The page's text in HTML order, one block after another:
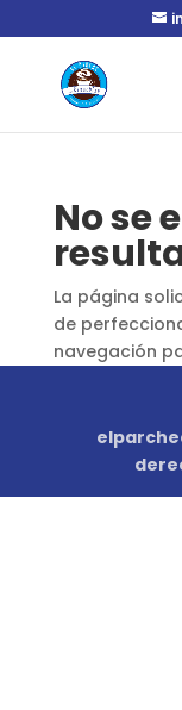
No se
La página
de
navegación